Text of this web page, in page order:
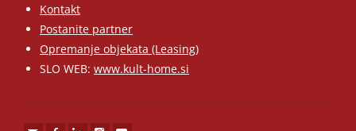
Kontakt
Postanite partner
Opremanje objekata (Leasing)
SLO WEB: www.kult-home.si